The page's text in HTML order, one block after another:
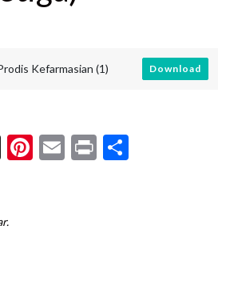
Kefarmasian (1) Download
X Pinterest
Email
Print